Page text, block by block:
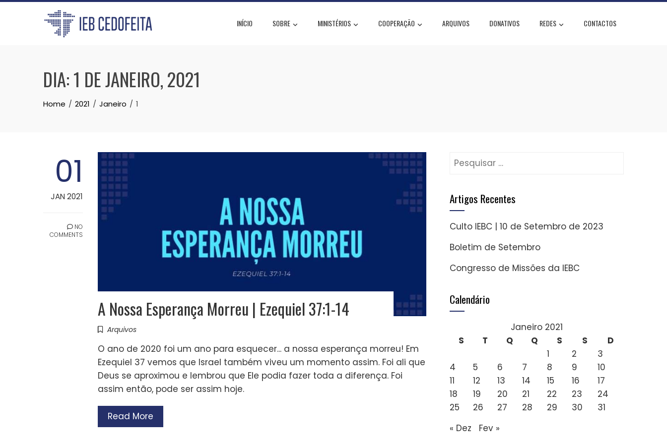
Skip
INÍCIO SOBRE MINISTÉRIOS COOPERAÇÃO ARQUIVOS DONATIVOS REDES CONTACTOS
DIA:1 DE JANEIRO, 2021
Home 2021 Janeiro 1
01
JAN 2021
NO
COMMENTS
A Nossa Esperança Morreu | Ezequiel 37:1-14
Arquivos
O ano de 2020 foi um ano para esquecer... a nossa esperança morreu! Em
Ezequiel 37 vemos que Israel também viveu um momento assim. Foi ali que
Deus se aproximou e lembrou que Ele podia fazer toda a diferença. Foi
assim então, pode ser assim hoje.
Read More
Pesquisar
Artigos Recentes
Culto IEBC | 10 de Setembro de 2023
Boletim de Setembro
Congresso de Missões da IEBC
Calendário
Janeiro 2021
S
T Q Q S S
D
1
2
3
4
5 6 7 8 9
10
11
12 13 14 15 16
17
18
19 20 21 22 23
24
25
26 27 28 29 30
31
« Dez
Fev »